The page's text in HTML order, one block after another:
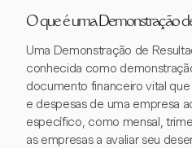
O que é uma Demonstração
Uma Demonstração de
conhecida como
documento financeiro vital
e despesas de uma empresa
específico, como mensal,
as empresas a avaliar seu